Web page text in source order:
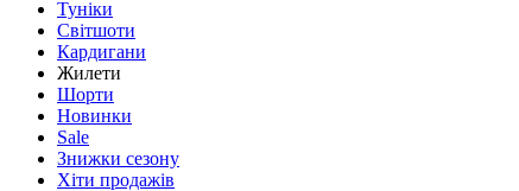
Туніки
Світшоти
Кардигани
Жилети
Шорти
Новинки
Sale
Знижки сезону
Хіти продажів